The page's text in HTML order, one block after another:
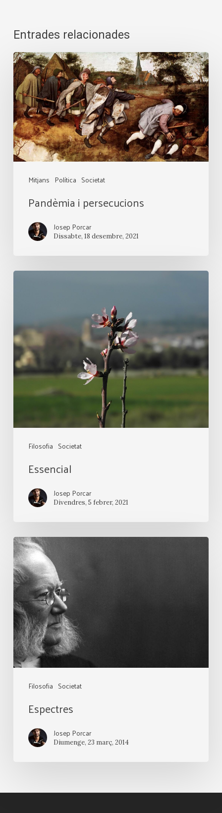
Entrades relacionades
Mitjans Política Societat
Pandèmia
i
persecucions
Pandèmia i persecucions
Josep Porcar
Dissabte, 18 desembre, 2021
Filosofia Societat
Essencial
Josep Porcar
Divendres, 5 febrer, 2021
Filosofia Societat
Espectres
Espectres
Josep Porcar
Diumenge, 23 març, 2014